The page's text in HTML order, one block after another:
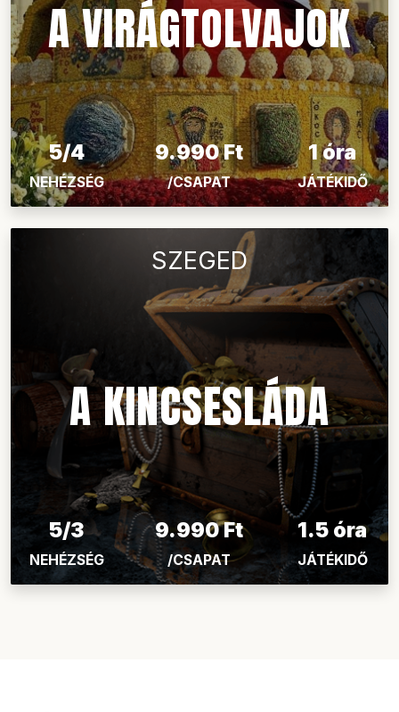
A VIRÁGTOLVAJOK
5/4
NEHÉZSÉG
9.990 Ft
/CSAPAT
1 óra
JÁTÉKIDŐ
SZEGED
A KINCSESLÁDA
5/3
NEHÉZSÉG
9.990 Ft
/CSAPAT
1.5 óra
JÁTÉKIDŐ